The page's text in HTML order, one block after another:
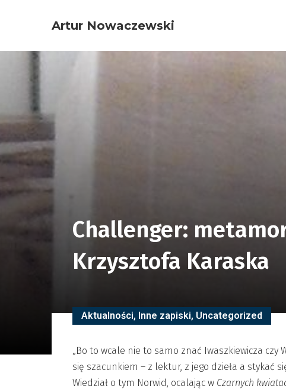
Artur Nowaczewski
Challenger:
Krzysztofa Karaska
Aktualności, Inne zapiski, Uncategorized
„Bo to wcale nie to samo znać Iwaszkiewicza
się szacunkiem – z lektur, z jego dzieła a stykać
Wiedział o tym Norwid, ocalając w Czarnych